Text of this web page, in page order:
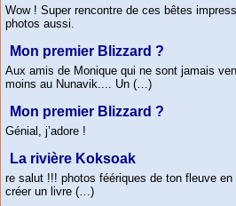
Wow ! Super rencontre de ces bêtes
photos aussi.
Mon premier Blizzard ?
Aux amis de Monique qui ne sont jamais
moins au Nunavik.... Un (…)
Mon premier Blizzard ?
Génial, j’adore !
La rivière Koksoak
re salut !!! photos féériques de ton fleuve
créer un livre (…)